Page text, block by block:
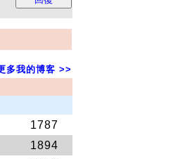
多我的博客 >>
1787
1894